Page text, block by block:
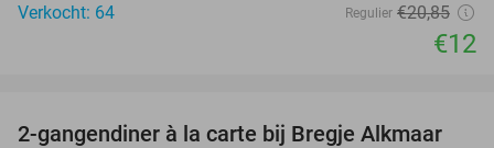
Verkocht: 64
Regulier €20,85
€12
2-gangendiner à la carte bij Bregje Alkmaar